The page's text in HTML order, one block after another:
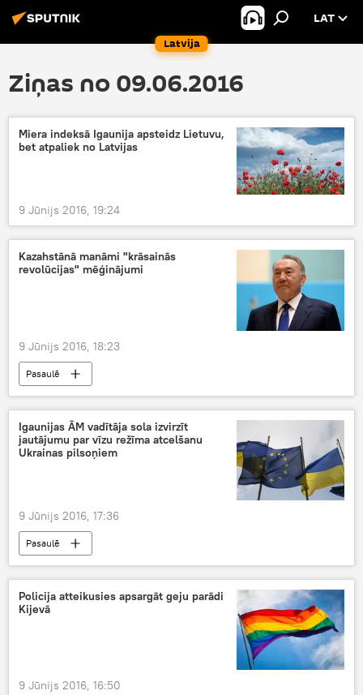
Latvija
LAT
Ziņas no 09.06.2016
Miera indeksā Igaunija apsteidz Lietuvu,
bet atpaliek no Latvijas
9 Jūnijs 2016, 19:24
Kazahstānā manāmi "krāsainās
revolūcijas" mēģinājumi
9 Jūnijs 2016, 18:23
Pasaulē
Igaunijas ĀM vadītāja sola izvirzīt
jautājumu par vīzu režīma atcelšanu
Ukrainas pilsoņiem
9 Jūnijs 2016, 17:36
Pasaulē
Policija atteikusies apsargāt geju parādi
Kijevā
9 Jūnijs 2016, 16:50